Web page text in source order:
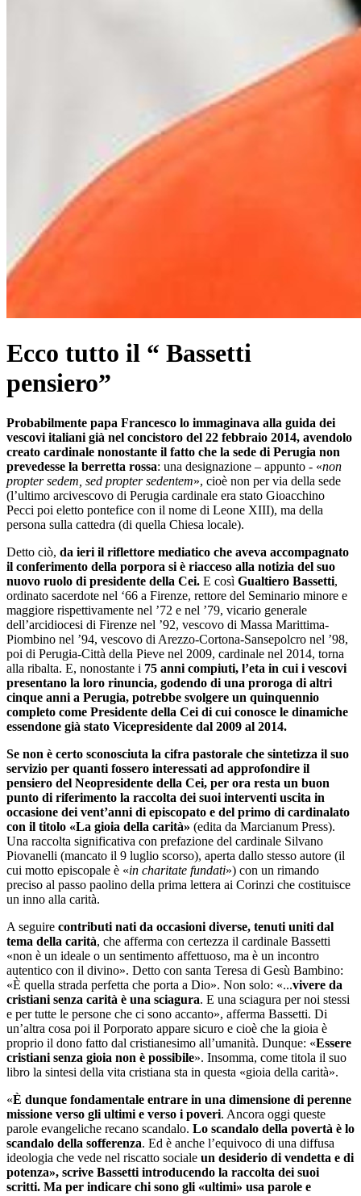
Ecco tutto il “ Bassetti
pensiero”
Probabilmente papa Francesco lo immaginava alla guida dei
vescovi italiani già nel concistoro del 22 febbraio 2014, avendolo
creato cardinale nonostante il fatto che la sede di Perugia non
prevedesse la berretta rossa: una designazione – appunto - «non
propter sedem, sed propter sedentem», cioè non per via della sede
(l’ultimo arcivescovo di Perugia cardinale era stato Gioacchino
Pecci poi eletto pontefice con il nome di Leone XIII), ma della
persona sulla cattedra (di quella Chiesa locale).
Detto ciò, da ieri il riflettore mediatico che aveva accompagnato
il conferimento della porpora si è riacceso alla notizia del suo
nuovo ruolo di presidente della Cei. E così Gualtiero Bassetti,
ordinato sacerdote nel ‘66 a Firenze, rettore del Seminario minore e
maggiore rispettivamente nel ’72 e nel ’79, vicario generale
dell’arcidiocesi di Firenze nel ’92, vescovo di Massa Marittima-
Piombino nel ’94, vescovo di Arezzo-Cortona-Sansepolcro nel ’98,
poi di Perugia-Città della Pieve nel 2009, cardinale nel 2014, torna
alla ribalta. E, nonostante i 75 anni compiuti, l’eta in cui i vescovi
presentano la loro rinuncia, godendo di una proroga di altri
cinque anni a Perugia, potrebbe svolgere un quinquennio
completo come Presidente della Cei di cui conosce le dinamiche
essendone già stato Vicepresidente dal 2009 al 2014.
Se non è certo sconosciuta la cifra pastorale che sintetizza il suo
servizio per quanti fossero interessati ad approfondire il
pensiero del Neopresidente della Cei, per ora resta un buon
punto di riferimento la raccolta dei suoi interventi uscita in
occasione dei vent’anni di episcopato e del primo di cardinalato
con il titolo «La gioia della carità» (edita da Marcianum Press).
Una raccolta significativa con prefazione del cardinale Silvano
Piovanelli (mancato il 9 luglio scorso), aperta dallo stesso autore (il
cui motto episcopale è «in charitate fundati») con un rimando
preciso al passo paolino della prima lettera ai Corinzi che costituisce
un inno alla carità.
A seguire contributi nati da occasioni diverse, tenuti uniti dal
tema della carità, che afferma con certezza il cardinale Bassetti
«non è un ideale o un sentimento affettuoso, ma è un incontro
autentico con il divino». Detto con santa Teresa di Gesù Bambino:
«È quella strada perfetta che porta a Dio». Non solo: «...vivere da
cristiani senza carità è una sciagura. E una sciagura per noi stessi
e per tutte le persone che ci sono accanto», afferma Bassetti. Di
un’altra cosa poi il Porporato appare sicuro e cioè che la gioia è
proprio il dono fatto dal cristianesimo all’umanità. Dunque: «Essere
cristiani senza gioia non è possibile». Insomma, come titola il suo
libro la sintesi della vita cristiana sta in questa «gioia della carità».
«È dunque fondamentale entrare in una dimensione di perenne
missione verso gli ultimi e verso i poveri. Ancora oggi queste
parole evangeliche recano scandalo. Lo scandalo della povertà è lo
scandalo della sofferenza. Ed è anche l’equivoco di una diffusa
ideologia che vede nel riscatto sociale un desiderio di vendetta e di
potenza», scrive Bassetti introducendo la raccolta dei suoi
scritti. Ma per indicare chi sono gli «ultimi» usa parole e